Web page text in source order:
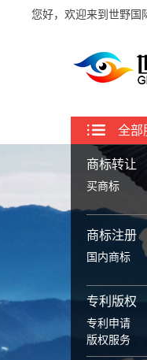
您好，欢迎来到世野国
全部
商标转让
买商标
商标注册
国内商标
专利版权
专利申请
版权服务